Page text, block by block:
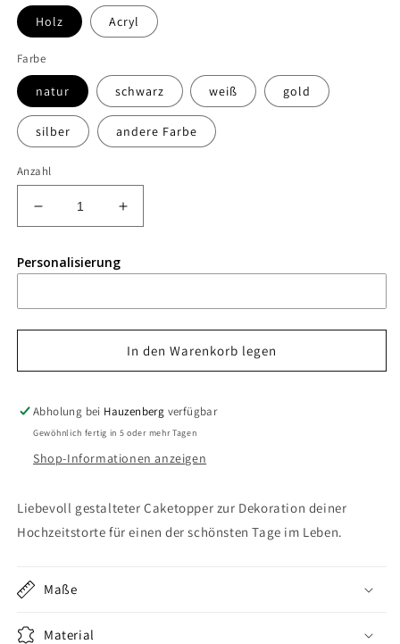
Holz Acryl
Farbe
natur schwarz weiß gold
silber andere Farbe
Anzahl
Verringere
die
für
Hochzeit
-
Namen
Erhöhe
die
für
Hochzeit
-
Traktor
Namen
Personalisierung
In den Warenkorb legen
Abholung bei Hauzenberg verfügbar
Gewöhnlich fertig in 5 oder mehr Tagen
Shop-Informationen anzeigen
Liebevoll gestalteter Caketopper zur Dekoration deiner
Hochzeitstorte für einen der schönsten Tage im Leben.
Maße
Material